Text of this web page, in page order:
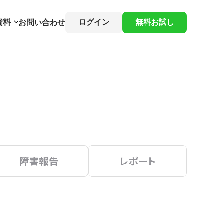
料 お問い合わせ ログイン 無料お試し
障害報告 レポート